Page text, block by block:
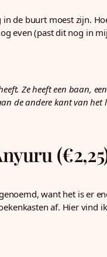
de buurt moest zijn.
even (past dit nog in
Ze heeft een baan,
de andere kant van
want het is er
af. Hier vind